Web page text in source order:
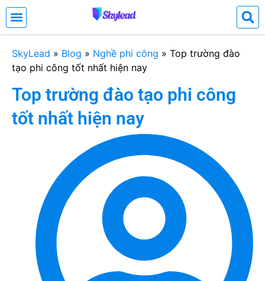
SkyLead » Blog » Nghề phi công » Top trường đào
tạo phi công tốt nhất hiện nay
Top trường đào tạo phi công
tốt nhất hiện nay